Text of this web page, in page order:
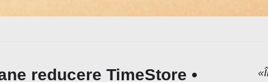
reducere TimeStore •